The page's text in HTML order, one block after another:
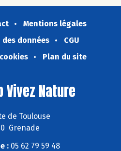
Mentions légales
données
CGU
Plan du site
Vivez Nature
de Toulouse
Grenade
:05 62 79 59 48